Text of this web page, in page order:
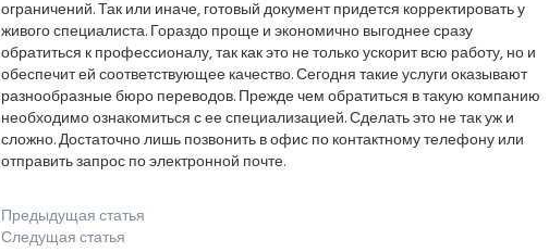
ограничений. Так или иначе, готовый документ придется корректировать у
живого специалиста. Гораздо проще и экономично выгоднее сразу
обратиться к профессионалу, так как это не только ускорит всю работу, но и
обеспечит ей соответствующее качество. Сегодня такие услуги оказывают
разнообразные бюро переводов. Прежде чем обратиться в такую компанию
необходимо ознакомиться с ее специализацией. Сделать это не так уж и
сложно. Достаточно лишь позвонить в офис по контактному телефону или
отправить запрос по электронной почте.
Предыдущая статья
Следущая статья